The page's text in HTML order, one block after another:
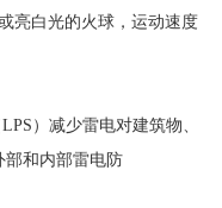
亮白光的火球，运动速度
LPS）减少雷电对建筑物、
部和内部雷电防